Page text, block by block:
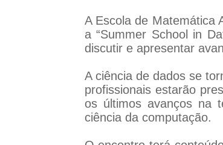
A Escola de Matemática
a “Summer School in
discutir e apresentar
A ciência de dados se
profissionais estarão
os últimos avanços na
ciência da computação.